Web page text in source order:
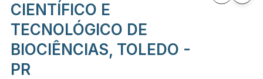
CIENTÍFICO E
TECNOLÓGICO DE
BIOCIÊNCIAS, TOLEDO -
PR